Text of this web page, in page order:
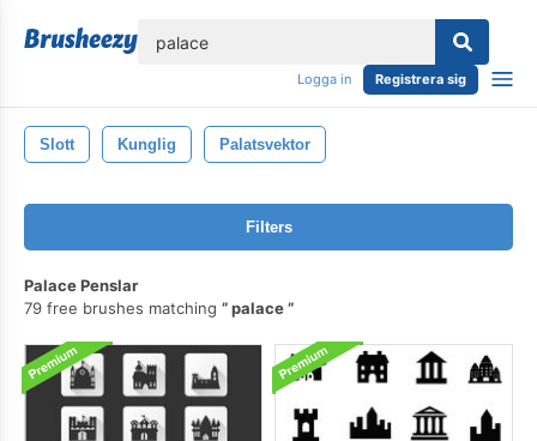
Logga in Registrera sig
Slott Kunglig Palatsvektor
Filters
Palace Penslar
79 free brushes matching
palace